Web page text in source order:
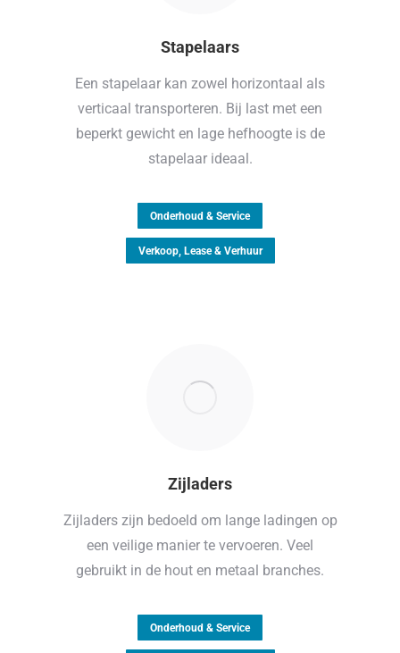
Stapelaars
Een stapelaar kan zowel horizontaal als
verticaal transporteren. Bij last met een
beperkt gewicht en lage hefhoogte is de
stapelaar ideaal.
Onderhoud & Service
Verkoop, Lease & Verhuur
Zijladers
Zijladers zijn bedoeld om lange ladingen op
een veilige manier te vervoeren. Veel
gebruikt in de hout en metaal branches.
Onderhoud & Service